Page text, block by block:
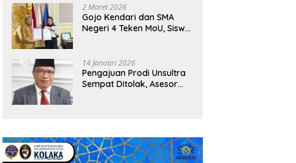
2 Maret 2026
Gojo Kendari dan SMA
Negeri 4 Teken MoU, Siswa
14 Januari 2026
Pengajuan Prodi Unsultra
Sempat Ditolak, Asesor